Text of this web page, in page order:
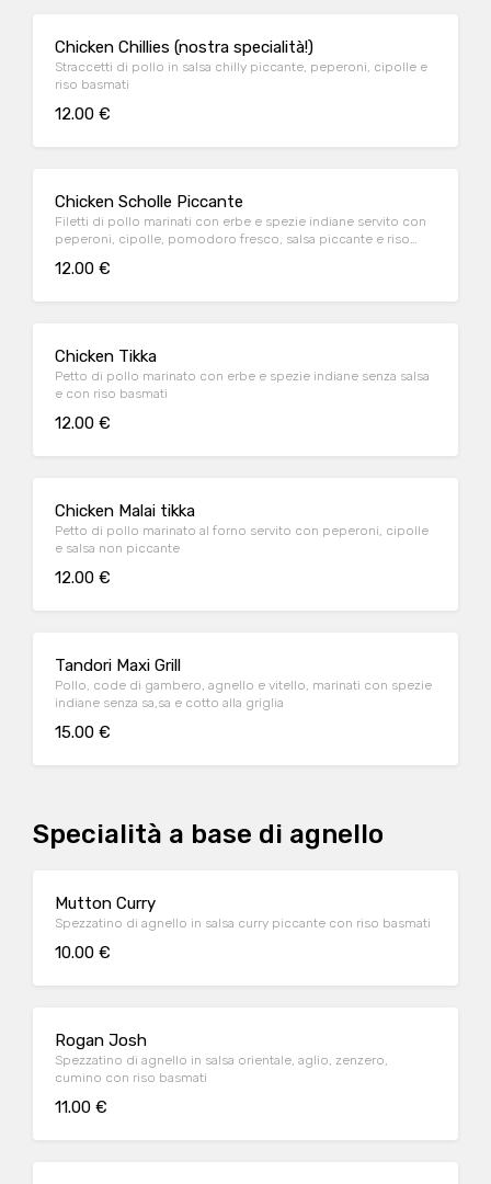
Chicken Chillies (nostra specialità!)
Straccetti di pollo in salsa chilly piccante, peperoni, cipolle e
riso basmati
12.00 €
Chicken Scholle Piccante
Filetti di pollo marinati con erbe e spezie indiane servito con
peperoni, cipolle, pomodoro fresco, salsa piccante e riso
12.00 €
Chicken Tikka
Petto di pollo marinato con erbe e spezie indiane senza salsa
e con riso basmati
12.00 €
Chicken Malai tikka
Petto di pollo marinato al forno servito con peperoni, cipolle
e salsa non piccante
12.00 €
Tandori Maxi Grill
Pollo, code di gambero, agnello e vitello, marinati con spezie
indiane senza sa,sa e cotto alla griglia
15.00 €
Specialità a base di agnello
Mutton Curry
Spezzatino di agnello in salsa curry piccante con riso basmati
10.00 €
Rogan Josh
Spezzatino di agnello in salsa orientale, aglio, zenzero,
cumino con riso basmati
11.00 €